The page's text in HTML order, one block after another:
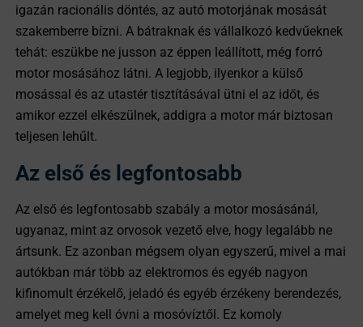
igazán racionális döntés, az autó motorjának mosását
szakemberre bízni. A bátraknak és vállalkozó kedvűeknek
tehát: eszükbe ne jusson az éppen leállított, még forró
motor mosásához látni. A legjobb, ilyenkor a külső
mosással és az utastér tisztításával ütni el az időt, és
amikor ezzel elkészülnek, addigra a motor már biztosan
teljesen lehűlt.
Az első és legfontosabb
Az első és legfontosabb szabály a motor mosásánál,
ugyanaz, mint az orvosok vezető elve, hogy legalább ne
ártsunk. Ez azonban mégsem olyan egyszerű, mivel a mai
autókban már több az elektromos és egyéb nagyon
kifinomult érzékelő, jeladó és egyéb érzékeny berendezés,
amelyet meg kell óvni a mosóvíztől. Ez komoly